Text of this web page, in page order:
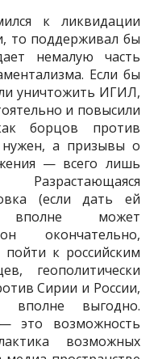
к ликвидации
то поддерживал бы
немалую часть
Если бы
уничтожить ИГИЛ,
и повысили
борцов против
а призывы о
— всего лишь
Разрастающаяся
(если дать ей
вполне может
окончательно,
к российским
геополитически
Сирии и России,
вполне выгодно.
это возможность
возможных